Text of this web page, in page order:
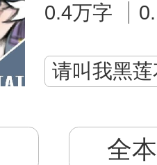
0.4万字
请叫我黑莲
全